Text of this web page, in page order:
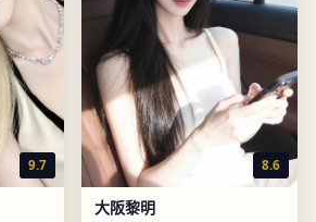
9.7 8.6
大阪黎明